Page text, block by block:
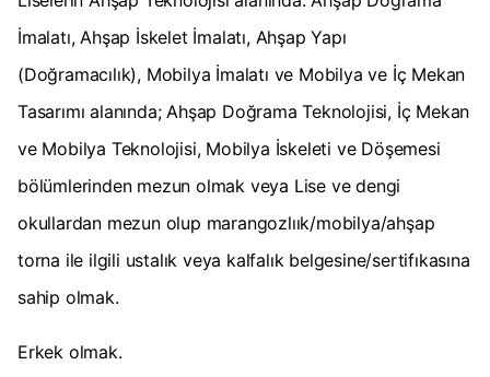
İmalatı, Ahşap İskelet İmalatı, Ahşap Yapı
(Doğramacılık), Mobilya İmalatı ve Mobilya ve İç Mekan
Tasarımı alanında; Ahşap Doğrama Teknolojisi, İç Mekan
ve Mobilya Teknolojisi, Mobilya İskeleti ve Döşemesi
bölümlerinden mezun olmak veya Lise ve dengi
okullardan mezun olup marangozlıık/mobilya/ahşap
torna ile ilgili ustalık veya kalfalık belgesine/sertifıkasına
sahip olmak.
Erkek olmak.